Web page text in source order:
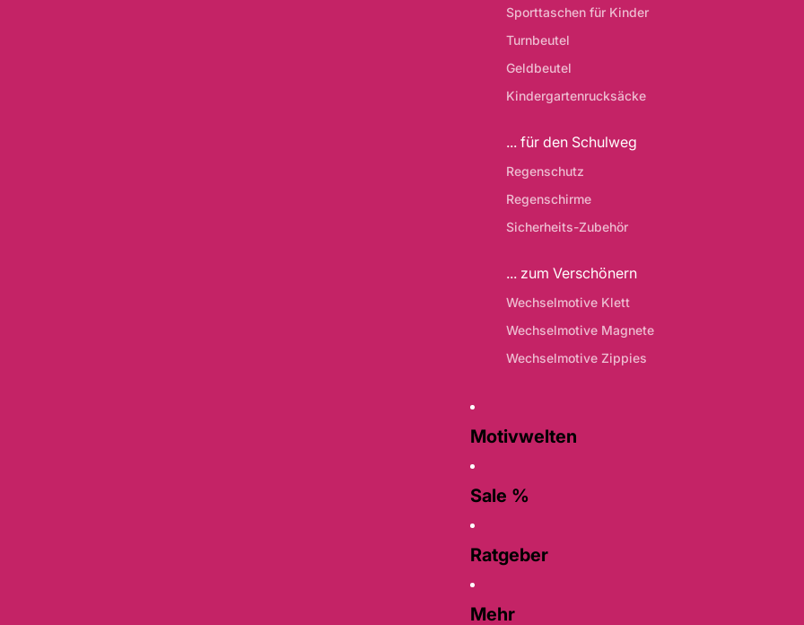
Sporttaschen für Kinder
Turnbeutel
Geldbeutel
Kindergartenrucksäcke
... für den Schulweg
Regenschutz
Regenschirme
Sicherheits-Zubehör
... zum Verschönern
Wechselmotive Klett
Wechselmotive Magnete
Wechselmotive Zippies
Motivwelten
Sale %
Ratgeber
Mehr